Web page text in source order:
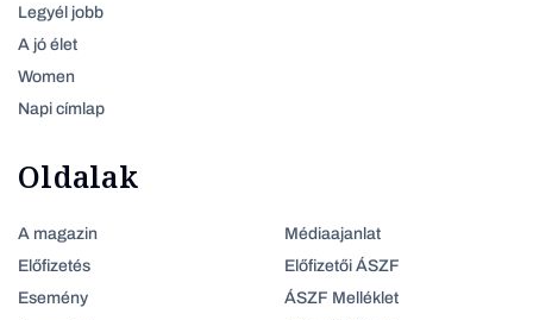
Legyél jobb
A jó élet
Women
Napi címlap
Oldalak
A magazin
Előfizetés
Esemény
Médiaajanlat
Előfizetői ÁSZF
ÁSZF Melléklet